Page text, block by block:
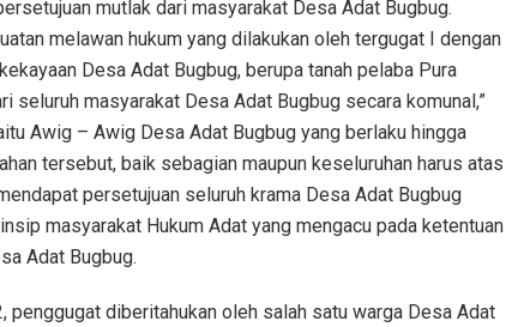
mutlak dari masyarakat Desa Adat Bugbug.
melawan hukum yang dilakukan oleh tergugat I dengan
Desa Adat Bugbug, berupa tanah pelaba Pura
seluruh masyarakat Desa Adat Bugbug secara komunal,”
Awig – Awig Desa Adat Bugbug yang berlaku hingga
tersebut, baik sebagian maupun keseluruhan harus atas
persetujuan seluruh krama Desa Adat Bugbug
masyarakat Hukum Adat yang mengacu pada ketentuan
Adat Bugbug.
diberitahukan oleh salah satu warga Desa Adat